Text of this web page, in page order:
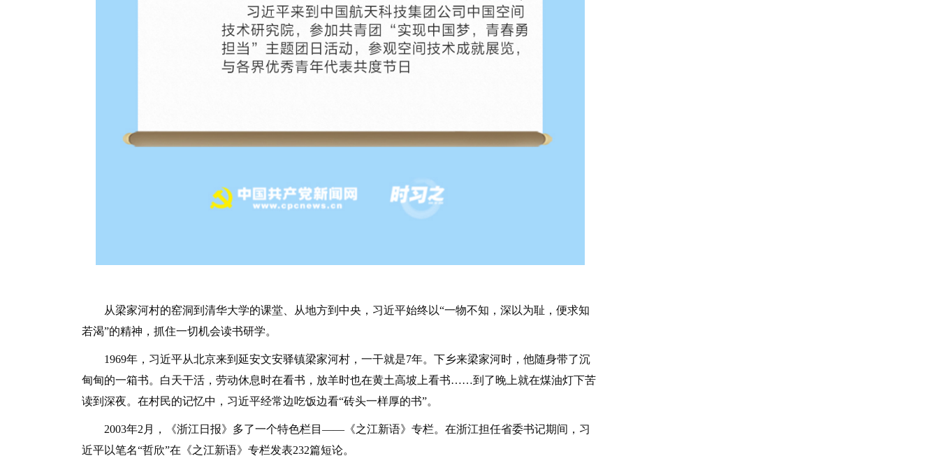
从梁家河村的窑洞到清华大学的课堂、从地方到中央，习近平始终以“一物不知，深以为耻，便求知
若渴”的精神，抓住一切机会读书研学。
1969年，习近平从北京来到延安文安驿镇梁家河村，一干就是7年。下乡来梁家河时，他随身带了沉
甸甸的一箱书。白天干活，劳动休息时在看书，放羊时也在黄土高坡上看书……到了晚上就在煤油灯下苦
读到深夜。在村民的记忆中，习近平经常边吃饭边看“砖头一样厚的书”。
2003年2月，《浙江日报》多了一个特色栏目——《之江新语》专栏。在浙江担任省委书记期间，习
近平以笔名“哲欣”在《之江新语》专栏发表232篇短论。